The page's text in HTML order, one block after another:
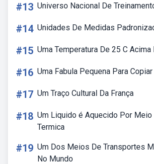
#13 Universo Nacional De
#14 Unidades De Medidas
#15 Uma Temperatura De 25 C Acima
#16 Uma Fabula Pequena Para Copiar
#17 Um Traço Cultural Da França
#18 Um Liquido é Aquecido Por Meio
Termica
#19 Um Dos Meios De Transportes
No Mundo